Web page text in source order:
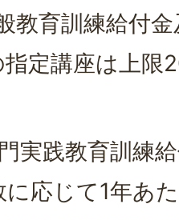
教育訓練給付
定講座は上限
実践教育訓練
に応じて1年あ